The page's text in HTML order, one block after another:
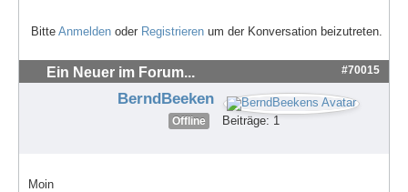
Bitte Anmelden oder Registrieren um der Konversation beizutreten.
Ein Neuer im Forum... #70015
BerndBeeken
Offline Beiträge: 1
Moin